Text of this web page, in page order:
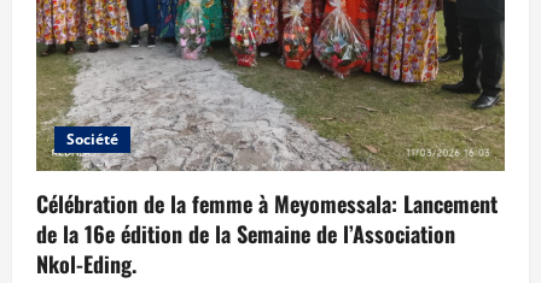
Société
Célébration de la femme à Meyomessala: Lancement
de la 16e édition de la Semaine de l’Association
Nkol-Eding.